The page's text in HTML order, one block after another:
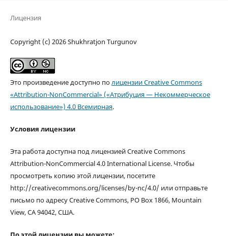
Лицензия
Copyright (c) 2026 Shukhratjon Turgunov
Это произведение доступно полицензии Creative Commons
«Attribution-NonCommercial» («Атрибуция — Некоммерческое
использование») 4.0 Всемирная.
Условия лицензии
Эта работа доступна под лицензией Creative Commons
Attribution-NonCommercial 4.0 International License. Чтобы
просмотреть копию этой лицензии, посетите
http://creativecommons.org/licenses/by-nc/4.0/ или отправьте
письмо по адресу Creative Commons, PO Box 1866, Mountain
View, CA 94042, США.